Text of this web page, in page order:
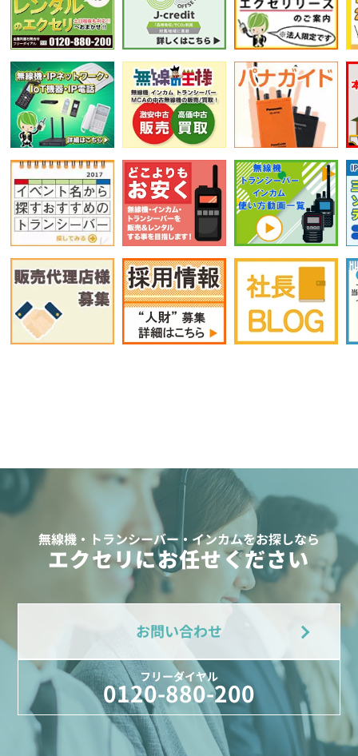
無線機・トランシーバー・インカムをお探しなら
エクセリにお任せください
お問い合わせ
フリーダイヤル
0120-880-200